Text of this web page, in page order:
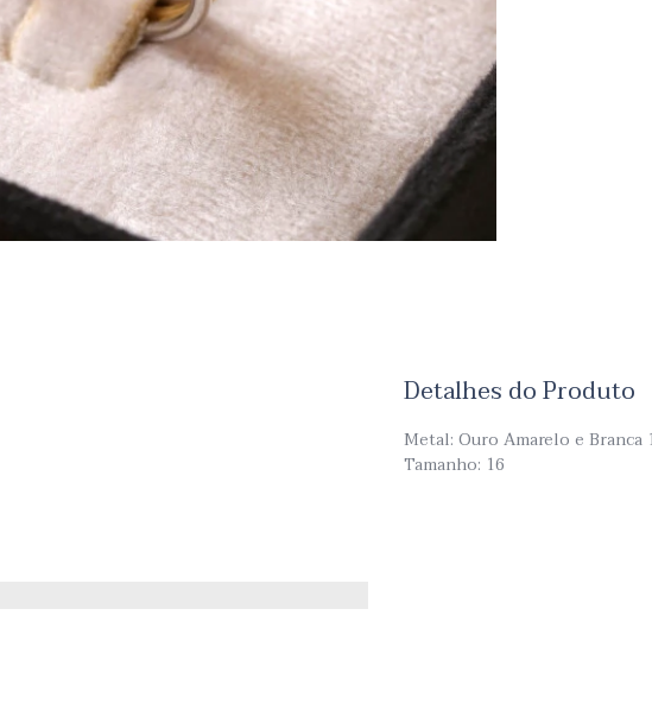
Detalhes do Produto
Metal: Ouro Amarelo e Branca
Tamanho: 16